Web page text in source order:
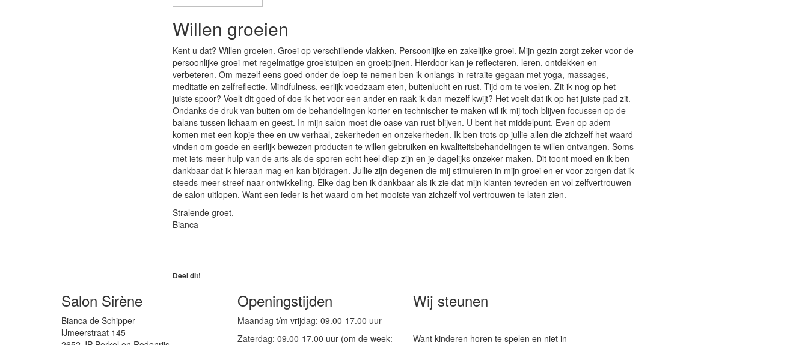
Willen groeien
Kent u dat? Willen groeien. Groei op verschillende vlakken. Persoonlijke en zakelijke groei. Mijn gezin zorgt zeker voor de
persoonlijke groei met regelmatige groeistuipen en groeipijnen. Hierdoor kan je reflecteren, leren, ontdekken en
verbeteren. Om mezelf eens goed onder de loep te nemen ben ik onlangs in retraite gegaan met yoga, massages,
meditatie en zelfreflectie. Mindfulness, eerlijk voedzaam eten, buitenlucht en rust. Tijd om te voelen. Zit ik nog op het
juiste spoor? Voelt dit goed of doe ik het voor een ander en raak ik dan mezelf kwijt? Het voelt dat ik op het juiste pad zit.
Ondanks de druk van buiten om de behandelingen korter en technischer te maken wil ik mij toch blijven focussen op de
balans tussen lichaam en geest. In mijn salon moet die oase van rust blijven. U bent het middelpunt. Even op adem
komen met een kopje thee en uw verhaal, zekerheden en onzekerheden. Ik ben trots op jullie allen die zichzelf het waard
vinden om goede en eerlijk bewezen producten te willen gebruiken en kwaliteitsbehandelingen te willen ontvangen. Soms
met iets meer hulp van de arts als de sporen echt heel diep zijn en je dagelijks onzeker maken. Dit toont moed en ik ben
dankbaar dat ik hieraan mag en kan bijdragen. Jullie zijn degenen die mij stimuleren in mijn groei en er voor zorgen dat ik
steeds meer streef naar ontwikkeling. Elke dag ben ik dankbaar als ik zie dat mijn klanten tevreden en vol zelfvertrouwen
de salon uitlopen. Want een ieder is het waard om het mooiste van zichzelf vol vertrouwen te laten zien.
Stralende groet,
Bianca
Deel dit!
Salon Sirène
Bianca de Schipper
IJmeerstraat 145
Openingstijden
Maandag t/m vrijdag: 09.00-17.00 uur
Zaterdag: 09.00-17.00 uur (om de week:
Wij steunen
Want kinderen horen te spelen en niet in